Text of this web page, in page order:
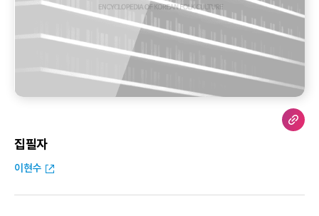
집필자
이현수